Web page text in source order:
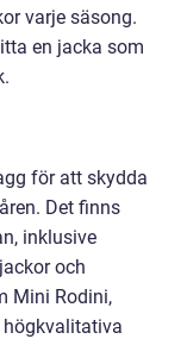
varje säsong.
en jacka som
för att skydda
Det finns
inklusive
och
Mini Rodini,
högkvalitativa